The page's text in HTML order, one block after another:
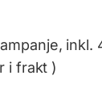
inkl.
i frakt )